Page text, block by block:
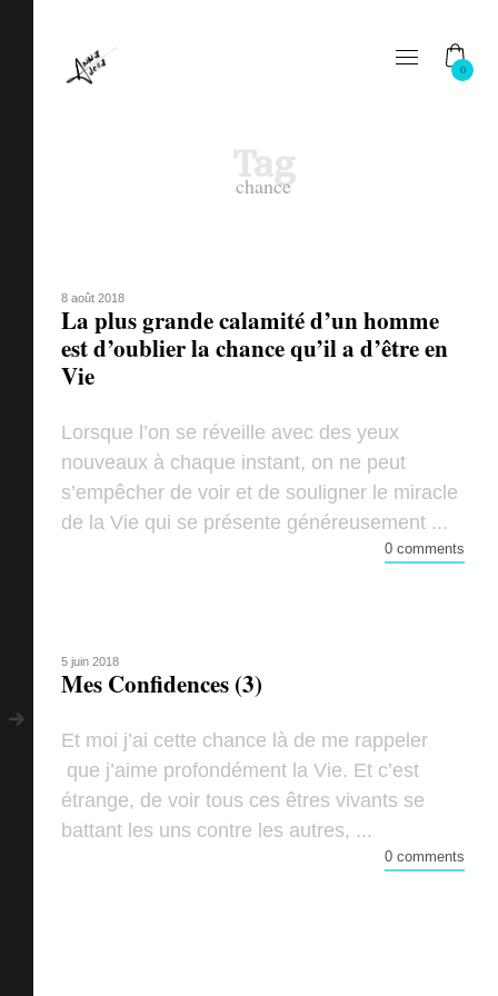
0
Tag
chance
8 août 2018
La plus grande calamité d’un homme
est d’oublier la chance qu’il a d’être en
Vie
Lorsque l’on se réveille avec des yeux
nouveaux à chaque instant, on ne peut
s’empêcher de voir et de souligner le miracle
de la Vie qui se présente généreusement ...
0 comments
5 juin 2018
Mes Confidences (3)
Et moi j’ai cette chance là de me rappeler
que j’aime profondément la Vie. Et c’est
étrange, de voir tous ces êtres vivants se
battant les uns contre les autres, ...
0 comments